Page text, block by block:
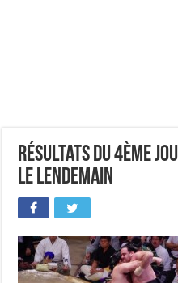
Résultats du 4ème
le lendemain